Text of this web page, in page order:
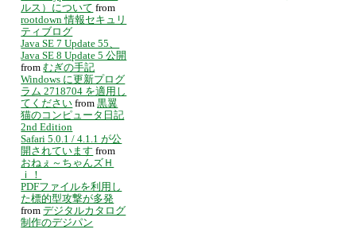
ルス）について from
rootdown 情報セキュリ
ティブログ
Java SE 7 Update 55、
Java SE 8 Update 5 公開
from むぎの手記
Windows に更新プログ
ラム 2718704 を適用し
てください from 黒翼
猫のコンピュータ日記
2nd Edition
Safari 5.0.1 / 4.1.1 が公
開されています from
おねぇ～ちゃんズＨ
ｉ！
PDFファイルを利用し
た標的型攻撃が多発
from デジタルカタログ
制作のデジパン